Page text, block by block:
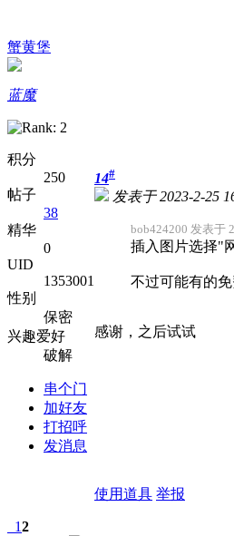
蟹黄堡
蓝魔
积分
250
帖子
38
精华
0
UID
1353001
性别
保密
兴趣爱好
破解
串个门
加好友
打招呼
发消息
14#
发表于 2023-2-25
bob424200 发表于
插入图片选择"
不过可能有的
感谢，之后试试
使用道具 举报
12